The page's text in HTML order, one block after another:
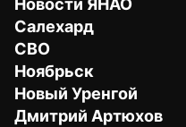
Новости ЯНАО
Салехард
СВО
Ноябрьск
Новый Уренгой
Дмитрий Артюхов